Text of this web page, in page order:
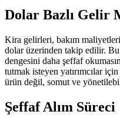
Dolar Bazlı Gelir
Kira gelirleri, bakım
dolar üzerinden takip edilir. Bu
dengesini daha şeffaf
tutmak isteyen yatırımcılar
ürün değil, somut ve
Şeffaf Alım Süreci